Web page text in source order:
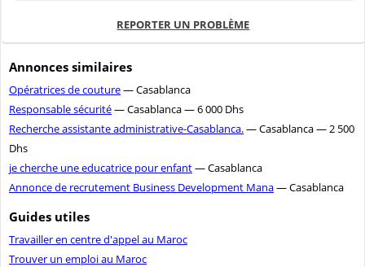
REPORTER UN PROBLÈME
Annonces similaires
Opératrices de couture— Casablanca
Responsable sécurité— Casablanca — 6 000 Dhs
Recherche assistante administrative-Casablanca.— Casablanca — 2 500
Dhs
je cherche une educatrice pour enfant— Casablanca
Annonce de recrutement Business Development Mana— Casablanca
Guides utiles
Travailler en centre d'appel au Maroc
Trouver un emploi au Maroc